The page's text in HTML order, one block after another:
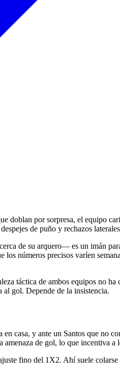
doblan por sorpresa, el equipo
de puño y rechazos
de su arquero— es un imán
números precisos varíen
táctica de ambos equipos no ha
gol. Depende de la insistencia.
casa, y ante un Santos que no
de gol, lo que incentiva a
fino del 1X2. Ahí suele colarse